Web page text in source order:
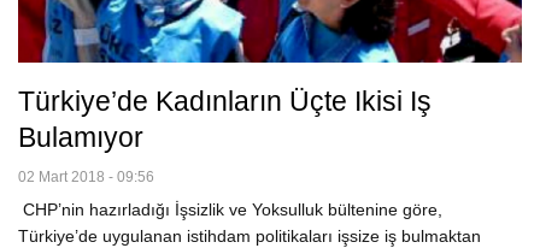
Türkiye’de Kadınların Üçte Ikisi Iş
Bulamıyor
02 Mart 2018 - 09:56
CHP’nin hazırladığı İşsizlik ve Yoksulluk bültenine göre,
Türkiye’de uygulanan istihdam politikaları işsize iş bulmaktan